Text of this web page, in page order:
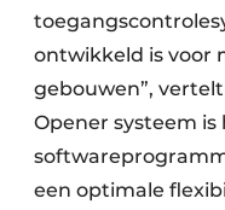
ontwikkeld is voor
gebouwen”,
Opener systeem
een optimale